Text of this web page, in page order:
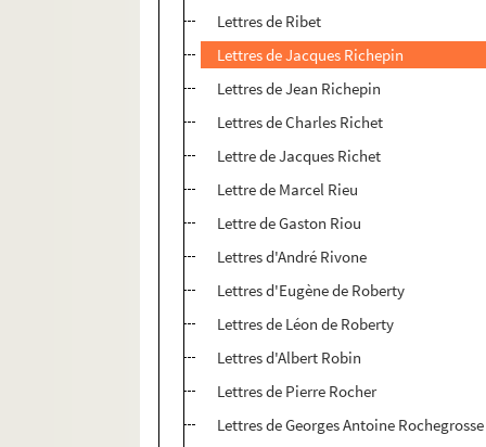
Lettres de Ribet
Lettres de Jacques Richepin
Lettres de Jean Richepin
Lettres de Charles Richet
Lettre de Jacques Richet
Lettre de Marcel Rieu
Lettre de Gaston Riou
Lettres d'André Rivone
Lettres d'Eugène de Roberty
Lettres de Léon de Roberty
Lettres d'Albert Robin
Lettres de Pierre Rocher
Lettres de Georges Antoine Rochegrosse